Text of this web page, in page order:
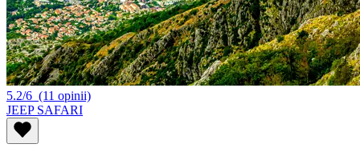
5.2/6 (11 opinii)
JEEP SAFARI